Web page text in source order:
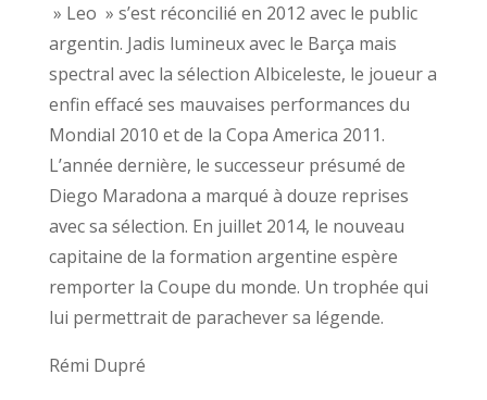
» Leo » s’est réconcilié en 2012 avec le public
argentin. Jadis lumineux avec le Barça mais
spectral avec la sélection Albiceleste, le joueur a
enfin effacé ses mauvaises performances du
Mondial 2010 et de la Copa America 2011.
L’année dernière, le successeur présumé de
Diego Maradona a marqué à douze reprises
avec sa sélection. En juillet 2014, le nouveau
capitaine de la formation argentine espère
remporter la Coupe du monde. Un trophée qui
lui permettrait de parachever sa légende.
Rémi Dupré